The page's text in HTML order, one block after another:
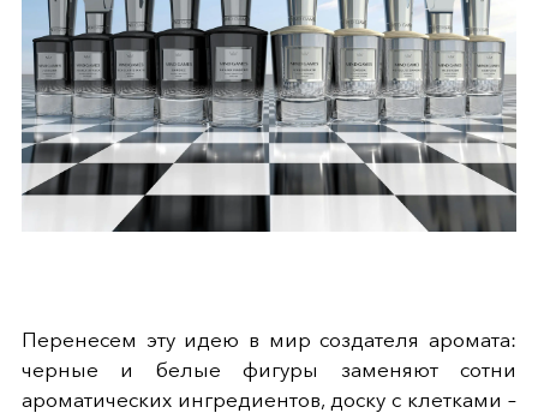
Перенесем эту идею в мир создателя аромата:
черные и белые фигуры заменяют сотни
ароматических ингредиентов, доску с клетками –